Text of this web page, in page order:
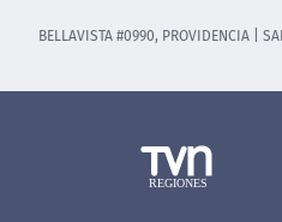
BELLAVISTA #0990, PROVIDENCIA |